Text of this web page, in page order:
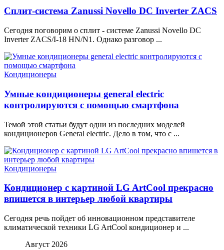
Сплит-система Zanussi Novello DC Inverter ZACS
Сегодня поговорим о сплит - системе Zanussi Novello DC
Inverter ZACS/I-18 HN/N1. Однако разговор ...
Кондиционеры
Умные кондиционеры general electric
контролируются с помощью смартфона
Темой этой статьи будут одни из последних моделей
кондиционеров General electric. Дело в том, что с ...
Кондиционеры
Кондиционер с картиной LG ArtCool прекрасно
впишется в интерьер любой квартиры
Сегодня речь пойдет об инновационном представителе
климатической техники LG ArtCool кондиционер и ...
Август 2026